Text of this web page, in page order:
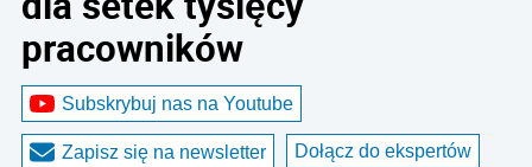
pracowników
Subskrybuj nas na Youtube
Zapisz się na newsletter Dołącz do ekspertów